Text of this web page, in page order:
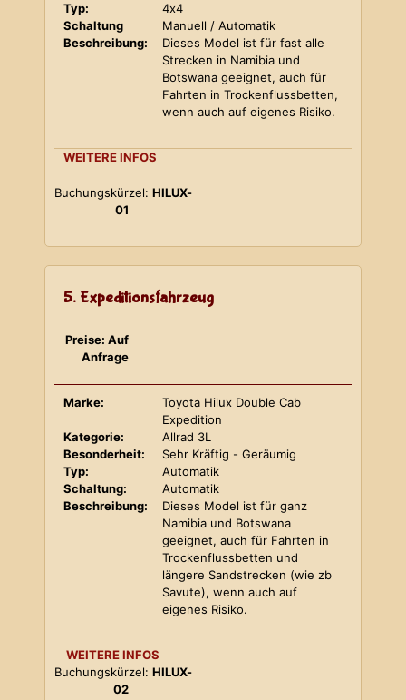
Typ:
4x4
Schaltung
Manuell / Automatik
Beschreibung:
Dieses Model ist für fast alle
Strecken in Namibia und
Botswana geeignet, auch für
Fahrten in Trockenflussbetten,
wenn auch auf eigenes Risiko.
WEITERE INFOS
Buchungskürzel: HILUX-
01
5. Expeditionsfahrzeug
Preise: Auf
Anfrage
Marke:
Toyota Hilux Double Cab
Expedition
Kategorie:
Allrad 3L
Besonderheit:
Sehr Kräftig - Geräumig
Typ:
Automatik
Schaltung:
Automatik
Beschreibung:
Dieses Model ist für ganz
Namibia und Botswana
geeignet, auch für Fahrten in
Trockenflussbetten und
längere Sandstrecken (wie zb
Savute), wenn auch auf
eigenes Risiko.
WEITERE INFOS
Buchungskürzel: HILUX-
02